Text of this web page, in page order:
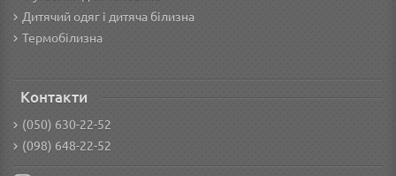
Дитячий одяг і дитяча білизна
Термобілизна
Контакти
(050) 630-22-52
(098) 648-22-52